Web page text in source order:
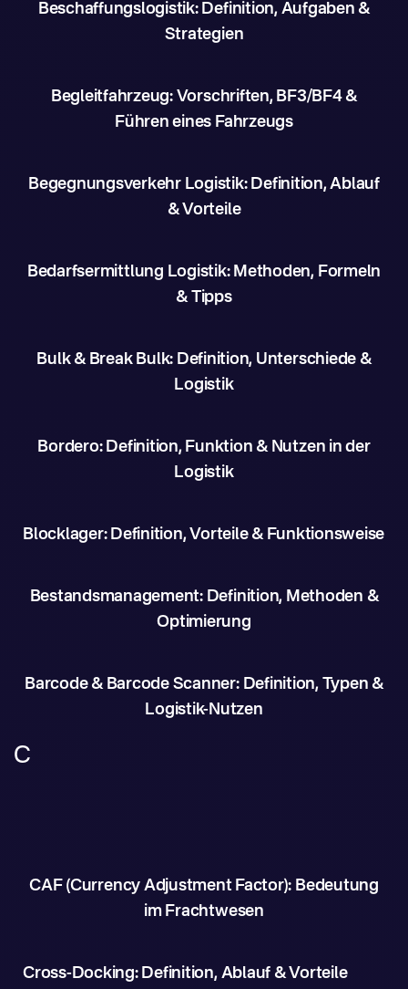
Beschaffungslogistik: Definition, Aufgaben &
Strategien
Begleitfahrzeug: Vorschriften, BF3/BF4 &
Führen eines Fahrzeugs
Begegnungsverkehr Logistik: Definition, Ablauf
& Vorteile
Bedarfsermittlung Logistik: Methoden, Formeln
& Tipps
Bulk & Break Bulk: Definition, Unterschiede &
Logistik
Bordero: Definition, Funktion & Nutzen in der
Logistik
Blocklager: Definition, Vorteile & Funktionsweise
Bestandsmanagement: Definition, Methoden &
Optimierung
Barcode & Barcode Scanner: Definition, Typen &
Logistik-Nutzen
C
CAF (Currency Adjustment Factor): Bedeutung
im Frachtwesen
Cross-Docking: Definition, Ablauf & Vorteile